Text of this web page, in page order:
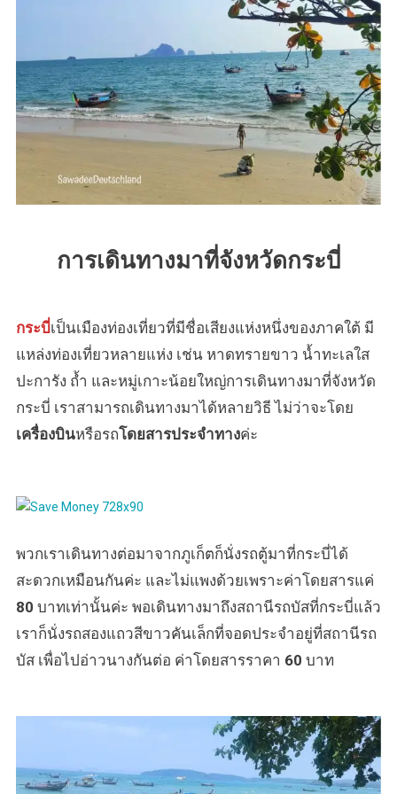
คืน
เที่ยว
แบบ
เต็ม
อิ่ม
สุดๆ
การเดินทางมาที่จังหวัดกระบี่
กระบี่เป็นเมืองท่องเที่ยวที่มีชื่อเสียงแห่งหนึ่งของภาคใต้ มี
แหล่งท่องเที่ยวหลายแห่ง เช่น หาดทรายขาว น้ำทะเลใส
ปะการัง ถ้ำ และหมู่เกาะน้อยใหญ่การเดินทางมาที่จังหวัด
กระบี่ เราสามารถเดินทางมาได้หลายวิธี ไม่ว่าจะโดย
เครื่องบินหรือรถโดยสารประจำทางค่ะ
พวกเราเดินทางต่อมาจากภูเก็ตก็นั่งรถตู้มาที่กระบี่ได้
สะดวกเหมือนกันค่ะ และไม่แพงด้วยเพราะค่าโดยสารแค่
80 บาทเท่านั้นค่ะ พอเดินทางมาถึงสถานีรถบัสที่กระบี่แล้ว
เราก็นั่งรถสองแถวสีขาวคันเล็กที่จอดประจำอยู่ที่สถานีรถ
บัส เพื่อไปอ่าวนางกันต่อ ค่าโดยสารราคา 60 บาท